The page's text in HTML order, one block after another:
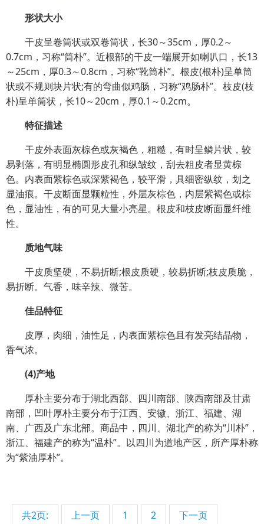
形状大小
干皮呈卷筒状或双卷筒状，长30～35cm，厚0.2～
0.7cm，习称“筒朴”。近根部的干皮一端展开如喇叭口，长13
～25cm，厚0.3～0.8cm，习称“靴筒朴”。根皮(根朴)呈单筒
状或不规则块片状;有的弯曲似鸡肠，习称“鸡肠朴”。枝皮(枝
朴)呈单筒状，长10～20cm，厚0.1～0.2cm。
特征描述
干皮外表面灰棕色或灰褐色，粗糙，有时呈鳞片状，较
易剥落，有明显椭圆形皮孔和纵皱纹，刮去粗皮者显黄棕
色。内表面紫棕色或深紫褐色，较平滑，具细密纵纹，划之
显油痕。干皮断面显颗粒性，外层灰棕色，内层紫褐色或棕
色，显油性，有的可见大量小亮星。根皮和枝皮断面显纤维
性。
质地气味
干皮质坚硬，不易折断;根皮质硬，较易折断;枝皮质脆，
易折断。气香，味辛辣、微苦。
佳品特征
皮厚，肉细，油性足，内表面紫棕色且有发亮结晶物，
香气浓。
(4)产地
厚朴主要分布于湖北西部、四川南部、陕西南部及甘肃
南部，凹叶厚朴主要分布于江西、安徽、浙江、福建、湖
南、广西及广东北部。商品中，四川、湖北产的称为“川朴”，
浙江、福建产的称为“温朴”。以四川为道地产区，所产厚朴称
为“紫油厚朴”。
共2页: 上一页 1 2 下一页